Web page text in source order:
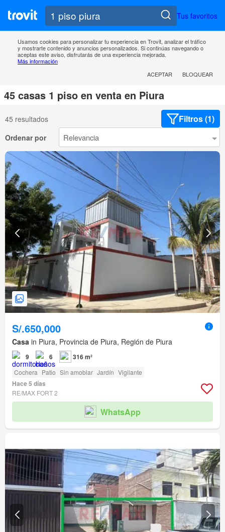
Tus favoritos
Usamos cookies para personalizar tu experiencia en Trovit, analizar el tráfico
y mostrarte contenido y anuncios personalizados. Si continúas navegando o
aceptas este aviso, disfrutarás de una experiencia mejorada.
Más información
ACEPTAR
BLOQUEAR
45 casas 1 piso en venta en Piura
45 resultados Filtros (1)
Ordenar por
S/.650,000
Casa in Piura, Provincia de Piura, Región de Piura
9 6 316 m²
Cochera Patio Sin amoblar Jardín Vigilante
Hace 5 días
RE/MAX FORT 2
WhatsApp